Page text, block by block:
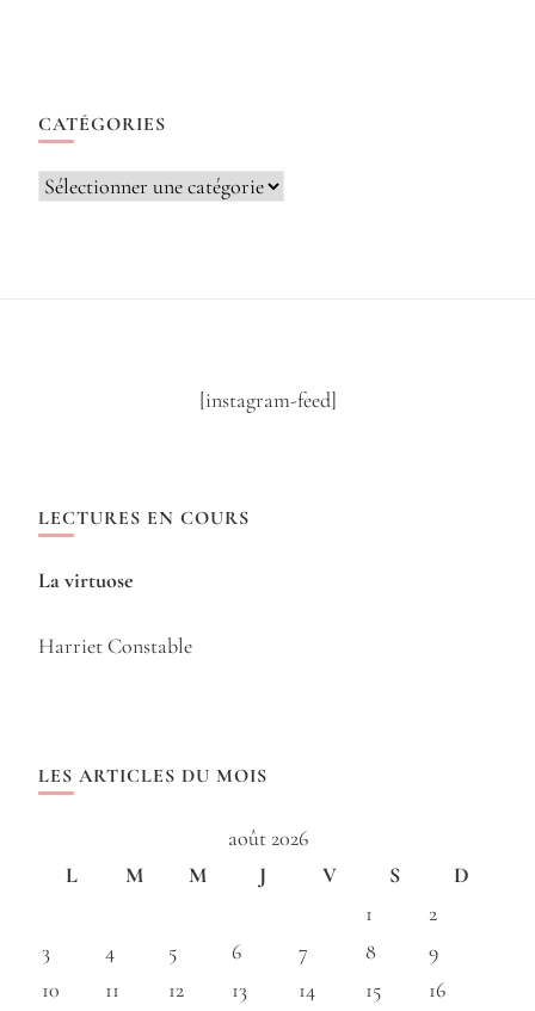
CATÉGORIES
Catégories
[instagram-feed]
LECTURES EN COURS
La virtuose
Harriet Constable
LES ARTICLES DU MOIS
août 2026
L
M M J V S
D
1
2
3
4 5 6 7 8
9
10
11 12 13 14 15
16